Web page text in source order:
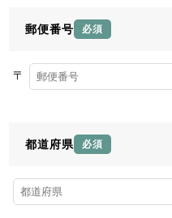
郵便番号 必須
〒
都道府県 必須